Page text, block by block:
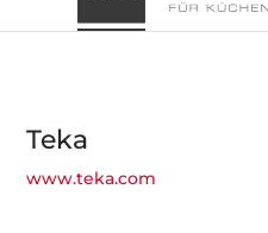
Teka
www.teka.com